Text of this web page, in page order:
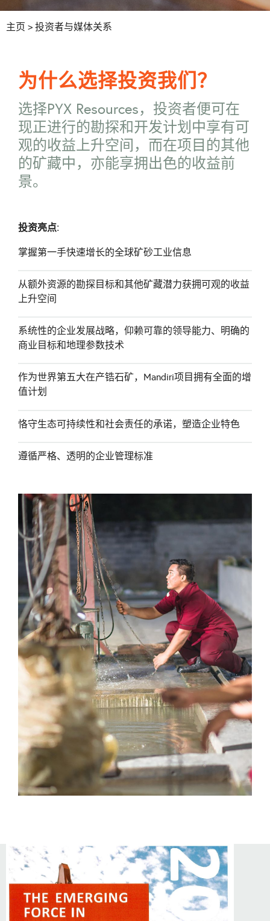
主页 > 投资者与媒体关系
为什么选择投资我们？
选择PYX Resources，投资者便可在
现正进行的勘探和开发计划中享有可
观的收益上升空间，而在项目的其他
的矿藏中，亦能享拥出色的收益前
景。
投资亮点:
掌握第一手快速增长的全球矿砂工业信息
从额外资源的勘探目标和其他矿藏潜力获拥可观的收益
上升空间
系统性的企业发展战略，仰赖可靠的领导能力、明确的
商业目标和地理参数技术
作为世界第五大在产锆石矿，Mandiri项目拥有全面的增
值计划
恪守生态可持续性和社会责任的承诺，塑造企业特色
遵循严格、透明的企业管理标准